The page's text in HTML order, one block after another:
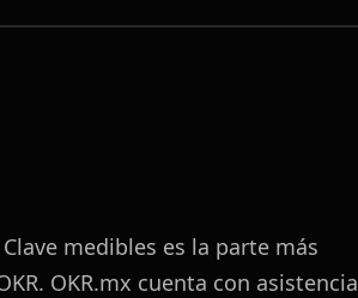
medibles es la parte más
OKR.mx cuenta con asistencia